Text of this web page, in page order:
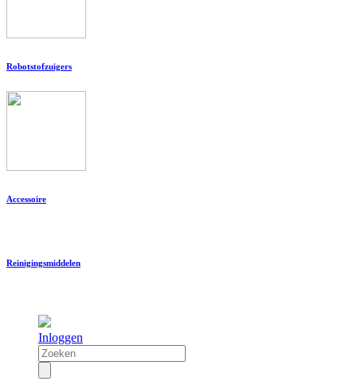
Robotstofzuigers
Accessoire
Reinigingsmiddelen
Inloggen